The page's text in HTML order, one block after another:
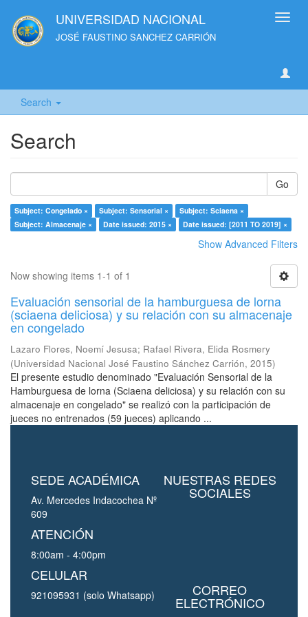
UNIVERSIDAD NACIONAL
JOSÉ FAUSTINO SANCHEZ CARRIÓN
Search
Search
Go
Subject: Congelado × Subject: Sensorial ×
Subject: Sciaena ×
Subject: Almacenaje ×
Date issued: 2015 × Date issued: [2011 TO 2019] ×
Show Advanced Filters
Now showing items 1-1 of 1
Evaluación sensorial de la hamburguesa de lorna
(sciaena deliciosa) y su relación con su almacenaje
en congelado
Lazaro Flores, Noemí Jesusa; Rafael Rivera, Elida Rosmery
(Universidad Nacional José Faustino Sánchez Carrión, 2015)
El presente estudio denominado "Evaluación Sensorial de la
Hamburguesa de lorna (Sciaena deliciosa) y su relación con su
almacenaje en congelado" se realizó con la participación de
jueces no entrenados (59 jueces) aplicando ...
SEDE ACADÉMICA
Av. Mercedes Indacochea Nº
609
ATENCIÓN
8:00am - 4:00pm
CELULAR
921095931 (solo Whatsapp)
NUESTRAS REDES
SOCIALES
CORREO
ELECTRÓNICO